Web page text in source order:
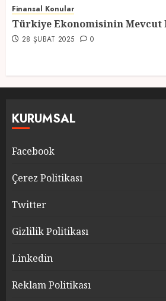
Finansal Konular
Türkiye Ekonomisinin Mevcut
28 ŞUBAT 2025 0
KURUMSAL
Facebook
Çerez Politikası
Twitter
Gizlilik Politikası
Linkedin
Reklam Politikası